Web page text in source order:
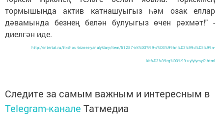
тормышында актив катнашуыгыз һәм озак еллар
дәвамында безнең белән булуыгыз өчен рәхмәт!" -
диелгән иде.
http://intertat.ru/tt/shou-biznes-yanalyklary/item/51287-irk%D3%99-s%D3%99hn%D3%99d%D3%99n-
kit%D3%99rg%D3%99-uylyiymyi?.html
Следите за самым важным и интересным в
Telegram-канале Татмедиа